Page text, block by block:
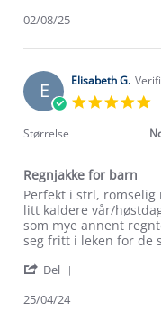
on
Aug
Heidi
on
2
Aug
02/08/25
E Elisabeth G.
Størrelse
Regnjakke for barn
Review
by
Elisabeth
G.
25
2024
review
stating
Regnjakke
for
Perfekt i strl,
litt kaldere vår/
som mye annent
seg fritt i leken for de
Del
25/04/24
Konkurransevinnere
Kundeklubb
Våre butikker
Bedrift, barnehage
Om Stormberg
Klima og miljø
Etisk handel
1% til samfunnet
Inkludering
Materialer
Personvern
Trelagsprinsippet
Alt du trenger til
Dette trenger du til
Gravidklær
Hvordan velge riktig
Få turinspirasjon